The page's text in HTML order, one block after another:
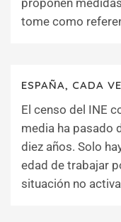
proponen
tome como
ESPAÑA, CADA
El censo del INE
media ha pasado
diez años. Solo
edad de trabajar
situación no